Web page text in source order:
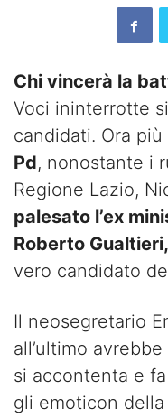
Chi vincerà la
Voci ininterrotte
candidati. Ora
Pd, nonostante i
Regione Lazio,
palesato l’ex
Roberto Gualtieri,
vero candidato
Il neosegretario
all’ultimo
si accontenta e
gli emoticon